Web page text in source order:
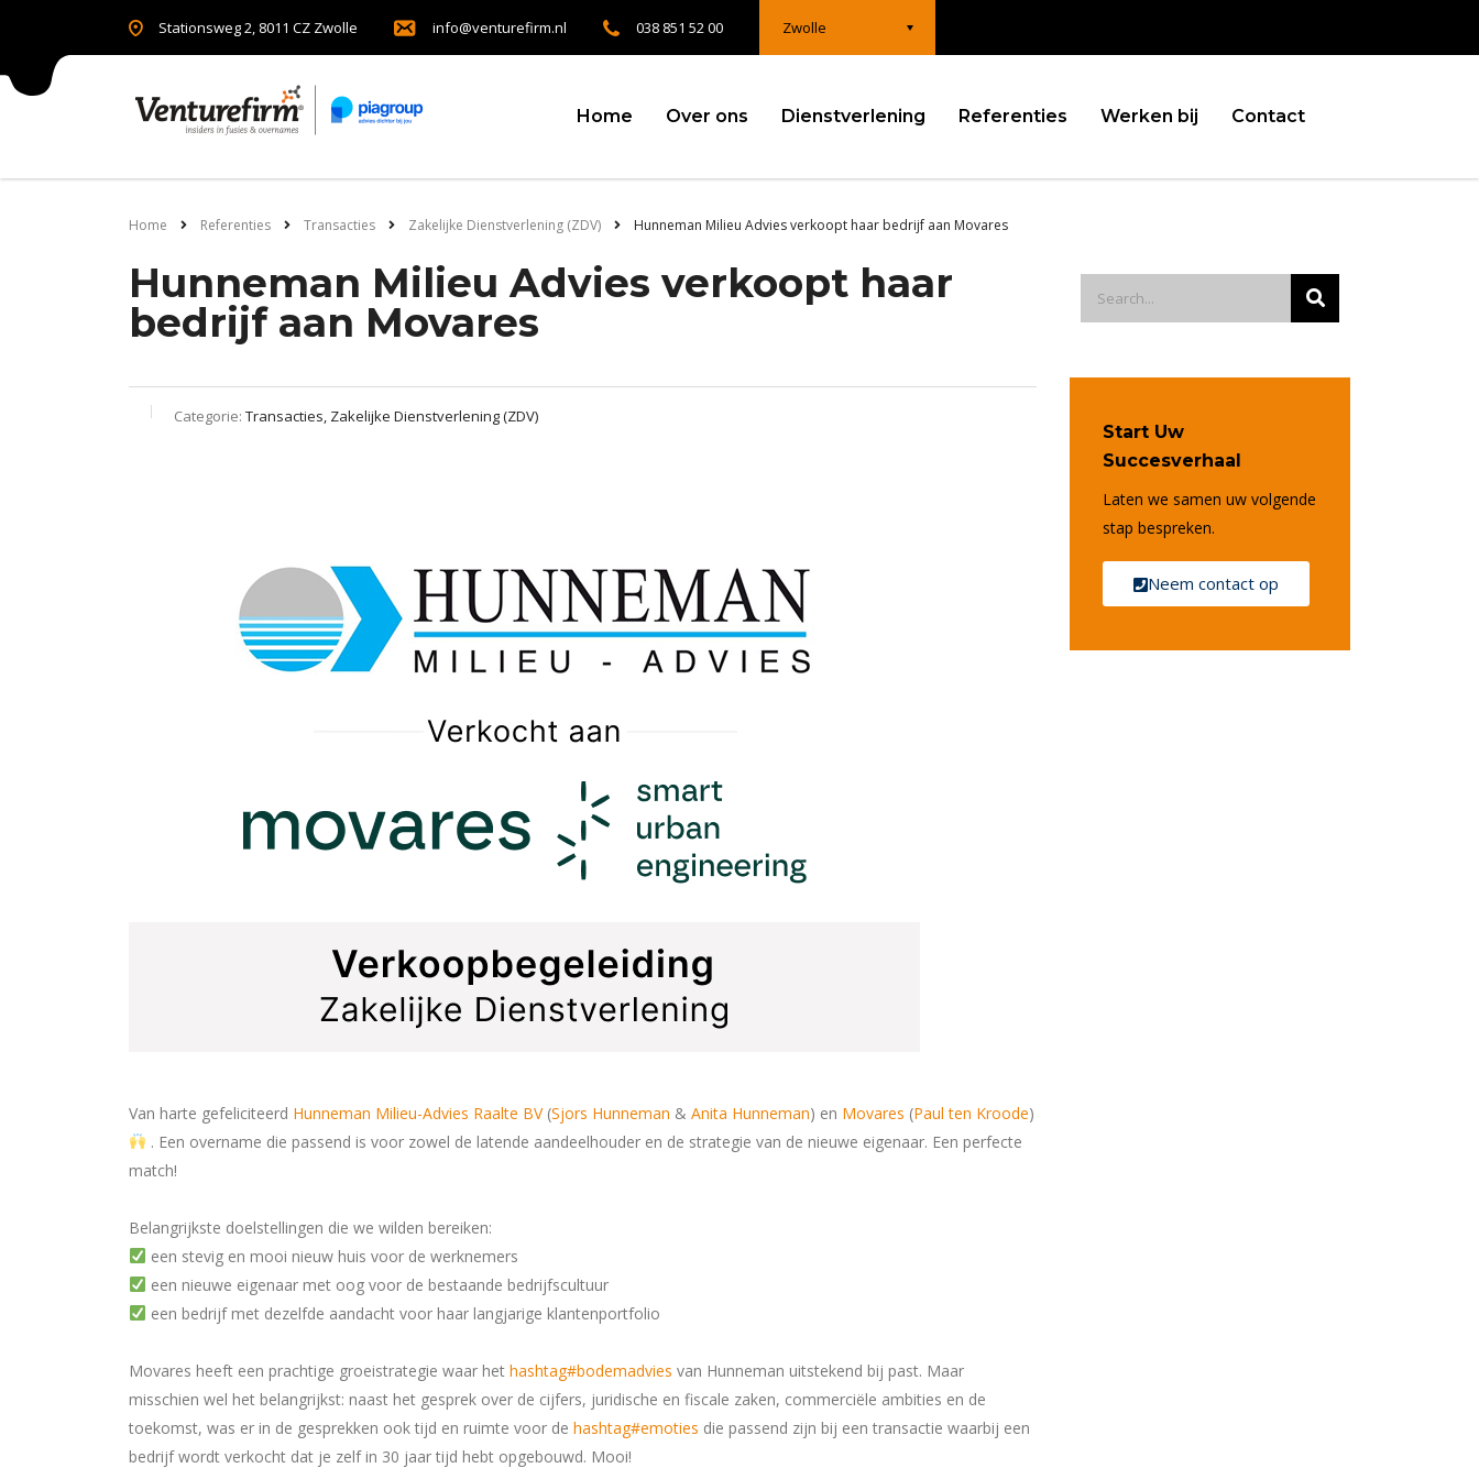
Zwolle
Stationsweg 2, 8011 CZ Zwolle info@venturefirm.nl 038 851 52 00
Home Over ons Dienstverlening Referenties Werken bij Contact
Home Referenties Transacties Zakelijke Dienstverlening (ZDV) Hunneman Milieu Advies verkoopt haar bedrijf aan Movares
Hunneman Milieu Advies verkoopt haar
bedrijf aan Movares
Categorie: Transacties, Zakelijke Dienstverlening (ZDV)
Van harte gefeliciteerd Hunneman Milieu-Advies Raalte BV(Sjors Hunneman & Anita Hunneman) en Movares (Paul ten Kroode)
. Een overname die passend is voor zowel de latende aandeelhouder en de strategie van de nieuwe eigenaar. Een perfecte
match!
Belangrijkste doelstellingen die we wilden bereiken:
een stevig en mooi nieuw huis voor de werknemers
een nieuwe eigenaar met oog voor de bestaande bedrijfscultuur
een bedrijf met dezelfde aandacht voor haar langjarige klantenportfolio
Movares heeft een prachtige groeistrategie waar het hashtag#bodemadvies van Hunneman uitstekend bij past. Maar
misschien wel het belangrijkst: naast het gesprek over de cijfers, juridische en fiscale zaken, commerciële ambities en de
toekomst, was er in de gesprekken ook tijd en ruimte voor de hashtag#emoties die passend zijn bij een transactie waarbij een
bedrijf wordt verkocht dat je zelf in 30 jaar tijd hebt opgebouwd. Mooi!
Start Uw
Succesverhaal
Laten we samen uw volgende
stap bespreken.
Neem contact op